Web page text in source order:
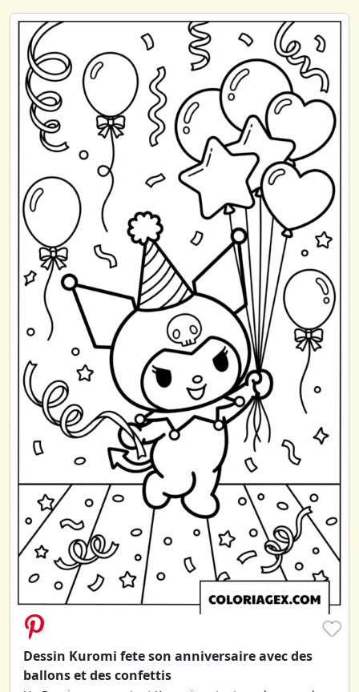
♥
Dessin Kuromi fete son anniversaire avec des
ballons et des confettis